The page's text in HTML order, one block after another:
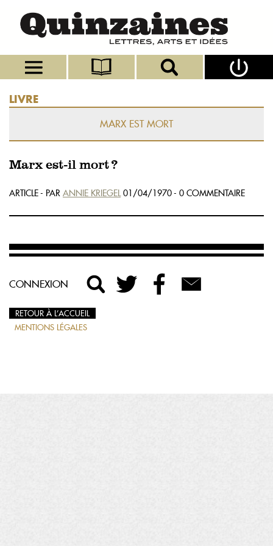
LIVRE
MARX EST MORT
Marx est-il mort ?
ARTICLE - PAR ANNIE KRIEGEL01/04/1970 - 0 COMMENTAIRE
CONNEXION
RETOUR À L’ACCUEIL
MENTIONS LÉGALES